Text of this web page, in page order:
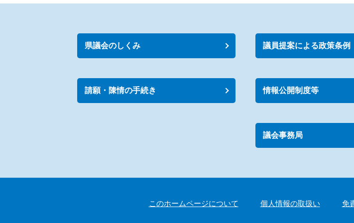
県議会のしくみ 議員提案による政策条例
請願・陳情の手続き 情報公開制度等
議会事務局
このホームページについて 個人情報の取扱い 免